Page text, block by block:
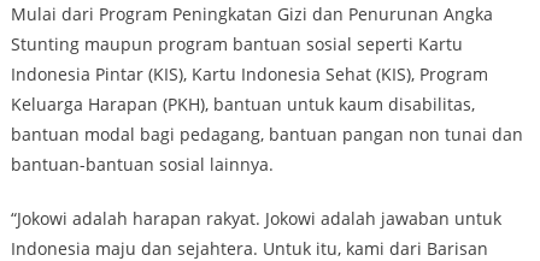
Mulai dari Program Peningkatan Gizi dan Penurunan Angka
Stunting maupun program bantuan sosial seperti Kartu
Indonesia Pintar (KIS), Kartu Indonesia Sehat (KIS), Program
Keluarga Harapan (PKH), bantuan untuk kaum disabilitas,
bantuan modal bagi pedagang, bantuan pangan non tunai dan
bantuan-bantuan sosial lainnya.
“Jokowi adalah harapan rakyat. Jokowi adalah jawaban untuk
Indonesia maju dan sejahtera. Untuk itu, kami dari Barisan